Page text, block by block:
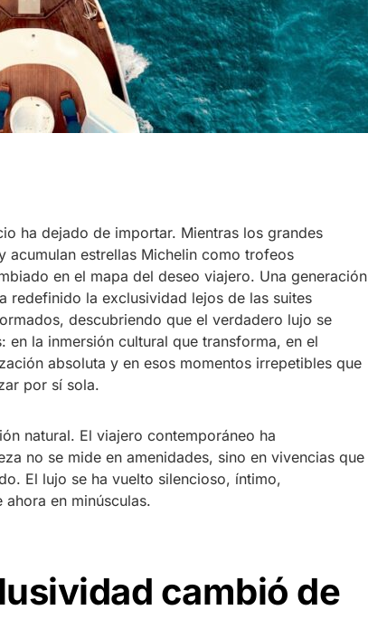
ha dejado de importar. Mientras los grandes
acumulan estrellas Michelin como trofeos
en el mapa del deseo viajero. Una generación
redefinido la exclusividad lejos de las suites
descubriendo que el verdadero lujo se
en la inmersión cultural que transforma, en el
absoluta y en esos momentos irrepetibles que
por sí sola.
natural. El viajero contemporáneo ha
no se mide en amenidades, sino en vivencias que
El lujo se ha vuelto silencioso, íntimo,
en minúsculas.
cambió de